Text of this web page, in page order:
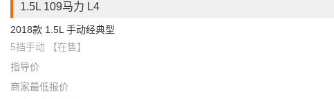
1.5L 109马力 L4
2018款 1.5L 手动经典型
5挡手动 【在售】
指导价
商家最低报价